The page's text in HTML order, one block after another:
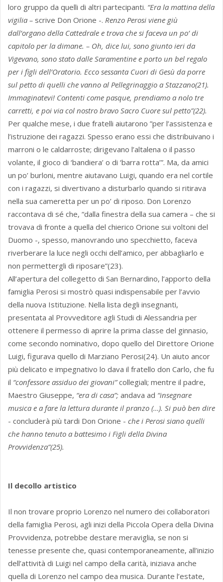
loro gruppo da quelli di altri partecipanti. “Era la mattina della
vigilia – scrive Don Orione -. Renzo Perosi viene giù
dall’organo della Cattedrale e trova che si faceva un po’ di
capitolo per la dimane. – Oh, dice lui, sono giunto ieri da
Vigevano, sono stato dalle Saramentine e porto un bel regalo
per i figli dell’Oratorio. Ecco sessanta Cuori di Gesù da porre
sul petto di quelli che vanno al Pellegrinaggio a Stazzano(21).
Immaginatevi! Contenti come pasque, prendiamo a nolo tre
carretti, e poi via col nostro bravo Sacro Cuore sul petto”(22).
Per qualche mese, i due fratelli aiutarono ”per l’assistenza e
l’istruzione dei ragazzi. Spesso erano essi che distribuivano i
marroni o le caldarroste; dirigevano l’altalena o il passo
volante, il gioco di ‘bandiera’ o di ‘barra rotta’”. Ma, da amici
un po’ burloni, mentre aiutavano Luigi, quando era nel cortile
con i ragazzi, si divertivano a disturbarlo quando si ritirava
nella sua cameretta per un po’ di riposo. Don Lorenzo
raccontava di sé che, “dalla finestra della sua camera – che si
trovava di fronte a quella del chierico Orione sui voltoni del
Duomo -, spesso, manovrando uno specchietto, faceva
riverberare la luce negli occhi dell’amico, per abbagliarlo e
non permettergli di riposare”(23).
All’apertura del collegetto di San Bernardino, l’apporto della
famiglia Perosi si mostrò quasi indispensabile per l’avvio
della nuova Istituzione. Nella lista degli insegnanti,
presentata al Provveditore agli Studi di Alessandria per
ottenere il permesso di aprire la prima classe del ginnasio,
come secondo nominativo, dopo quello del Direttore Orione
Luigi, figurava quello di Marziano Perosi(24). Un aiuto ancor
più delicato e impegnativo lo dava il fratello don Carlo, che fu
il “confessore assiduo dei giovani”collegiali; mentre il padre,
Maestro Giuseppe, “era di casa”; andava ad “insegnare
musica e a fare la lettura durante il pranzo (…). Si può ben dire
- concluderà più tardi Don Orione - che i Perosi siano quelli
che hanno tenuto a battesimo i Figli della Divina
Provvidenza”(25).
Il decollo artistico
Il non trovare proprio Lorenzo nel numero dei collaboratori
della famiglia Perosi, agli inizi della Piccola Opera della Divina
Provvidenza, potrebbe destare meraviglia, se non si
tenesse presente che, quasi contemporaneamente, all’inizio
dell’attività di Luigi nel campo della carità, iniziava anche
quella di Lorenzo nel campo dea musica. Durante l’estate,